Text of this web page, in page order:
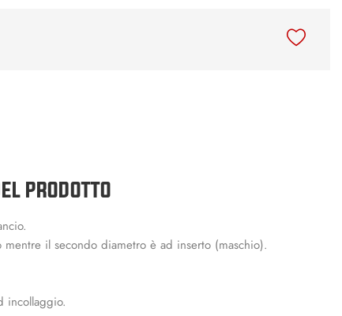
PRODOTTO
il secondo diametro è ad inserto (maschio).
incollaggio.